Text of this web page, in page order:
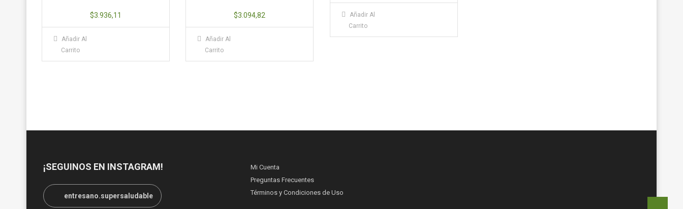
$3.936,11
Añadir Al
Carrito
$3.094,82
Añadir Al
Carrito
Añadir Al
Carrito
¡SEGUINOS EN INSTAGRAM!
entresano.supersaludable
Mi Cuenta
Preguntas Frecuentes
Términos y Condiciones de Uso